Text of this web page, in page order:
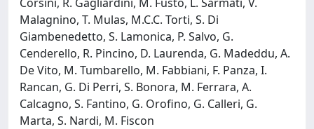
Malagnino, T. Mulas, M.C.C. Torti, S. Di
Giambenedetto, S. Lamonica, P. Salvo, G.
Cenderello, R. Pincino, D. Laurenda, G. Madeddu, A.
De Vito, M. Tumbarello, M. Fabbiani, F. Panza, I.
Rancan, G. Di Perri, S. Bonora, M. Ferrara, A.
Calcagno, S. Fantino, G. Orofino, G. Calleri, G.
Marta, S. Nardi, M. Fiscon